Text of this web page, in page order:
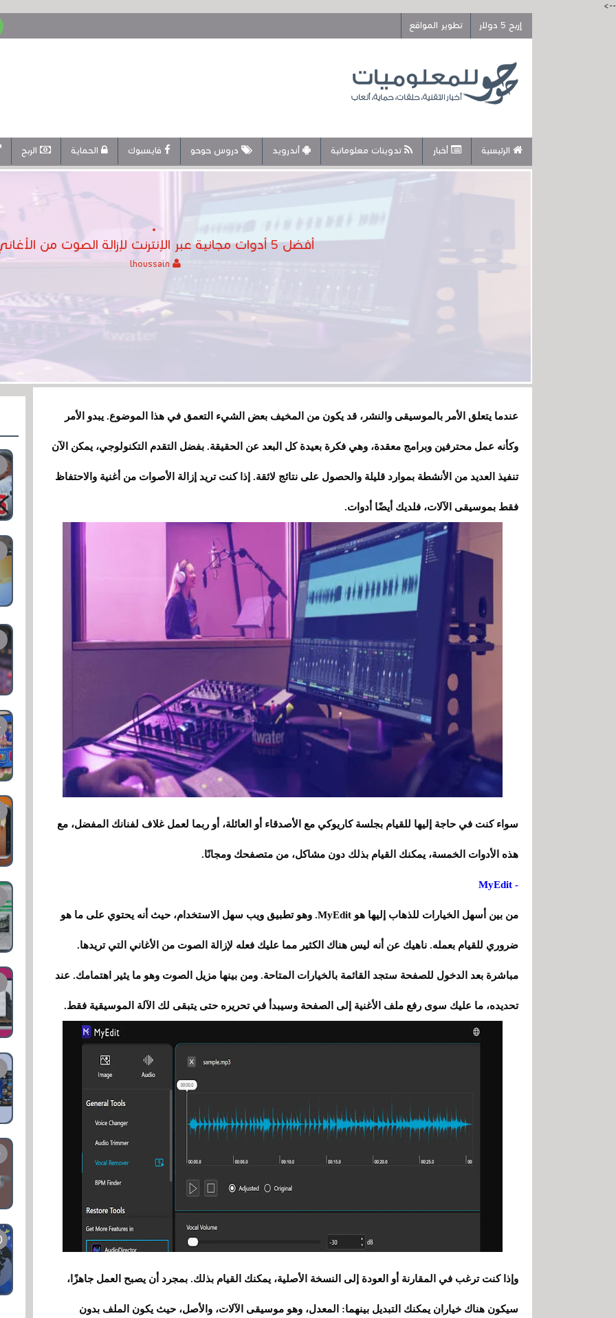
-->
إربح 5 دولار
تطوير المواقع
الرئيسية أخبار تدوينات معلوماتية أندرويد دروس حوحو فايسبوك الحماية الربح
أفضل 5 أدوات مجانية عبر الإنترنت لإزالة الصوت من الأغاني
عندما يتعلق الأمر بالموسيقى والنشر، قد يكون من المخيف بعض الشيء التعمق في هذا الموضوع. يبدو الأمر
وكأنه عمل محترفين وبرامج معقدة، وهي فكرة بعيدة كل البعد عن الحقيقة. بفضل التقدم التكنولوجي، يمكن الآن
تنفيذ العديد من الأنشطة بموارد قليلة والحصول على نتائج لائقة. إذا كنت تريد إزالة الأصوات من أغنية والاحتفاظ
فقط بموسيقى الآلات، فلديك أيضًا أدوات.
سواء كنت في حاجة إليها للقيام بجلسة كاريوكي مع الأصدقاء أو العائلة، أو ربما لعمل غلاف لفنانك المفضل، مع
هذه الأدوات الخمسة، يمكنك القيام بذلك دون مشاكل، من متصفحك ومجانًا.
- MyEdit
من بين أسهل الخيارات للذهاب إليها هو MyEdit. وهو تطبيق ويب سهل الاستخدام، حيث أنه يحتوي على ما هو
ضروري للقيام بعمله. ناهيك عن أنه ليس هناك الكثير مما عليك فعله لإزالة الصوت من الأغاني التي تريدها.
مباشرة بعد الدخول للصفحة ستجد القائمة بالخيارات المتاحة. ومن بينها مزيل الصوت وهو ما يثير اهتمامك. عند
تحديده، ما عليك سوى رفع ملف الأغنية إلى الصفحة وسيبدأ في تحريره حتى يتبقى لك الآلة الموسيقية فقط.
وإذا كنت ترغب في المقارنة أو العودة إلى النسخة الأصلية، يمكنك القيام بذلك. بمجرد أن يصبح العمل جاهزًا،
سيكون هناك خياران يمكنك التبديل بينهما: المعدل، وهو موسيقى الآلات، والأصل، حيث يكون الملف بدون